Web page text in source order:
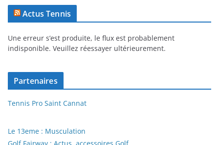
Actus Tennis
Une erreur s’est produite, le flux est probablement
indisponible. Veuillez réessayer ultérieurement.
Partenaires
Tennis Pro Saint Cannat
Le 13eme : Musculation
Golf Fairway : Actus, accessoires Golf